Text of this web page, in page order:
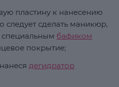
пластину к нанесению
следует сделать маникюр,
специальным бафиком
покрытие;
дегидратор